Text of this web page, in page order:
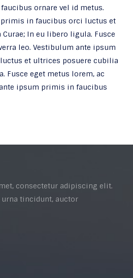
ornare vel id metus.
in faucibus orci luctus et
In eu libero ligula. Fusce
leo. Vestibulum ante ipsum
et ultrices posuere cubilia
Fusce eget metus lorem, ac
ipsum primis in faucibus
consectetur adipiscing elit.
tincidunt, auctor